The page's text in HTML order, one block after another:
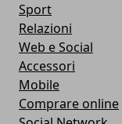
Sport
Relazioni
Web e Social
Accessori
Mobile
Comprare online